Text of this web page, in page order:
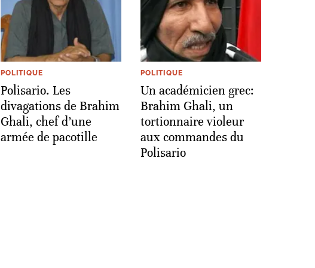
POLITIQUE
Polisario. Les
divagations de Brahim
Ghali, chef d’une
armée de pacotille
POLITIQUE
Un académicien grec:
Brahim Ghali, un
tortionnaire violeur
aux commandes du
Polisario